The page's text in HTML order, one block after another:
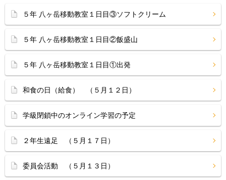
５年 八ヶ岳移動教室１日目③ソフトクリーム
５年 八ヶ岳移動教室１日目②飯盛山
５年 八ヶ岳移動教室１日目①出発
和食の日（給食） （５月１２日）
学級閉鎖中のオンライン学習の予定
２年生遠足 （５月１７日）
委員会活動 （５月１３日）